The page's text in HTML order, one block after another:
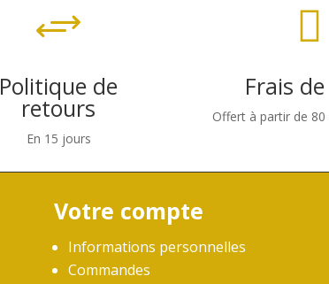
+
Politique de
retours
En 15 jours

Frais
Offert à partir de
Votre compte
Informations personnelles
Commandes